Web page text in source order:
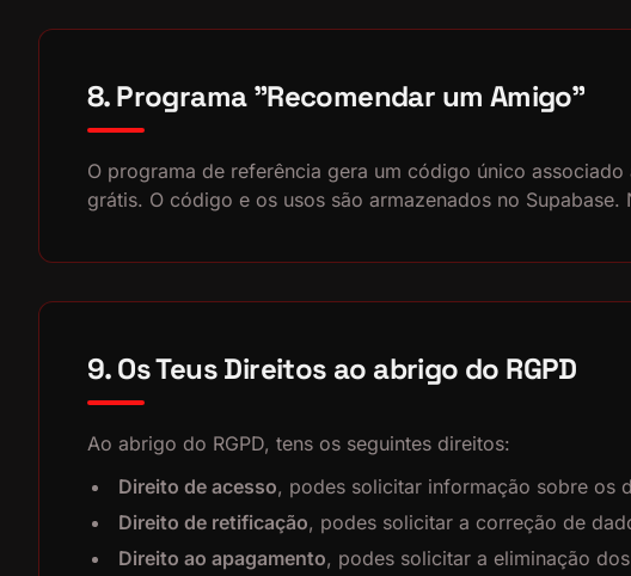
8. Programa "Recomendar um Amigo"
O programa de referência gera um código único
grátis. O código e os usos são armazenados no
9. Os Teus Direitos ao abrigo do RGPD
Ao abrigo do RGPD, tens os seguintes direitos:
Direito de acesso, podes solicitar informação sobre os
Direito de retificação, podes solicitar a correção de
Direito ao apagamento, podes solicitar a eliminação